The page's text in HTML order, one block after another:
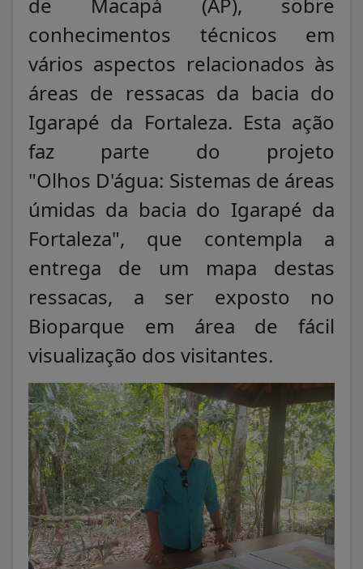
de Macapá (AP), sobre
conhecimentos técnicos em
vários aspectos relacionados às
áreas de ressacas da bacia do
Igarapé da Fortaleza. Esta ação
faz parte do projeto
"Olhos D'água: Sistemas de áreas
úmidas da bacia do Igarapé da
Fortaleza", que contempla a
entrega de um mapa destas
ressacas, a ser exposto no
Bioparque em área de fácil
visualização dos visitantes.